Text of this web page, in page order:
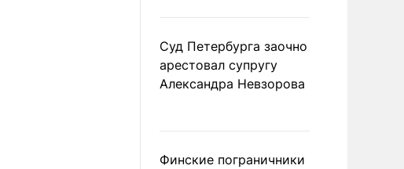
Суд Петербурга заочно
арестовал супругу
Александра Невзорова
Финские пограничники